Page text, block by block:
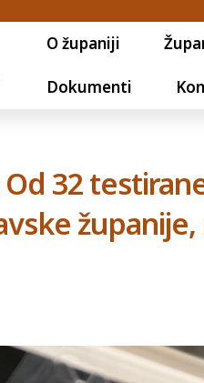
O županiji
Dokumenti
Od 32